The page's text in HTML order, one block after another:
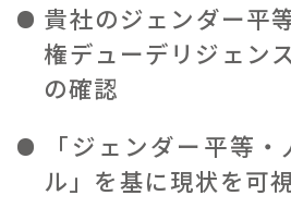
貴社のジェンダー平
権デューデリジェン
の確認
「ジェンダー平等
ル」を基に現状を可